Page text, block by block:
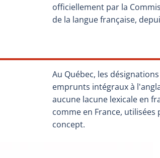
officiellement par la
de la langue française,
Au Québec, les
emprunts intégraux à
aucune lacune lexicale en
comme en France,
concept.